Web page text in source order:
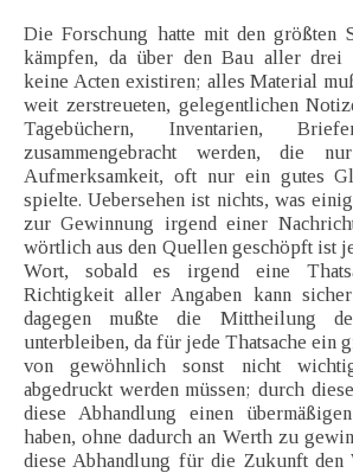
Die Forschung hatte mit den größten
kämpfen, da über den Bau aller drei
keine Acten existiren; alles Material
weit zerstreueten, gelegentlichen
Tagebüchern, Inventarien,
zusammengebracht werden, die
Aufmerksamkeit, oft nur ein gutes
spielte. Uebersehen ist nichts, was
zur Gewinnung irgend einer
wörtlich aus den Quellen geschöpft ist
Wort, sobald es irgend eine
Richtigkeit aller Angaben kann
dagegen mußte die Mittheilung
unterbleiben, da für jede Thatsache ein
von gewöhnlich sonst nicht
abgedruckt werden müssen; durch
diese Abhandlung einen
haben, ohne dadurch an Werth zu
diese Abhandlung für die Zukunft den